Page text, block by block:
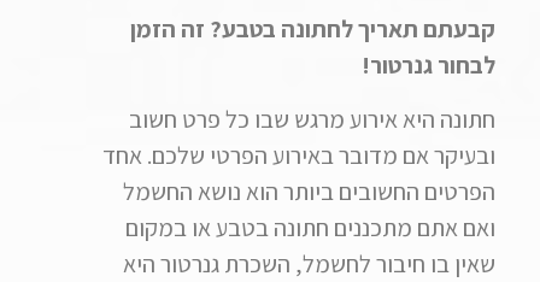
קבעתם תאריך לחתונה בטבע? זה הזמן
לבחור גנרטור!
חתונה היא אירוע מרגש שבו כל פרט חשוב
ובעיקר אם מדובר באירוע הפרטי שלכם. אחד
הפרטים החשובים ביותר הוא נושא החשמל
ואם אתם מתכננים חתונה בטבע או במקום
שאין בו חיבור לחשמל, השכרת גנרטור היא